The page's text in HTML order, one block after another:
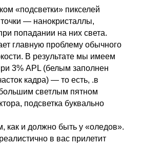
«подсветки» пикселей
— нанокристаллы,
попадании на них света.
главную проблему обычного
В результате мы имеем
3% APL (белым заполнен
кадра) — то есть, .в
светлым пятном
подсветка буквально
как и должно быть у «оледов».
в вас прилетит